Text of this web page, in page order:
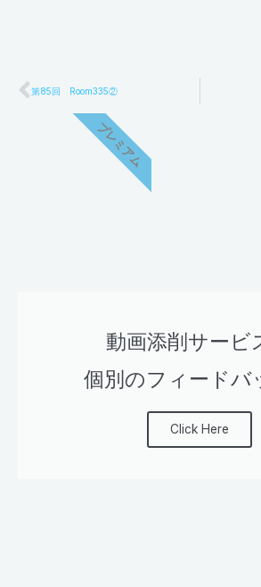
Prev
第85回 Room335②
動画添削サービ
個別のフィードバ
Click Here
プレミアム